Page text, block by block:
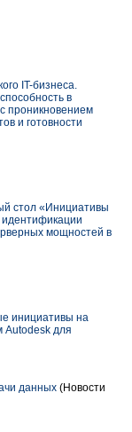
IT-бизнеса.
в
проникновением
и готовности
стол «Инициативы
идентификации
мощностей в
инициативы на
Autodesk для
данных (Новости